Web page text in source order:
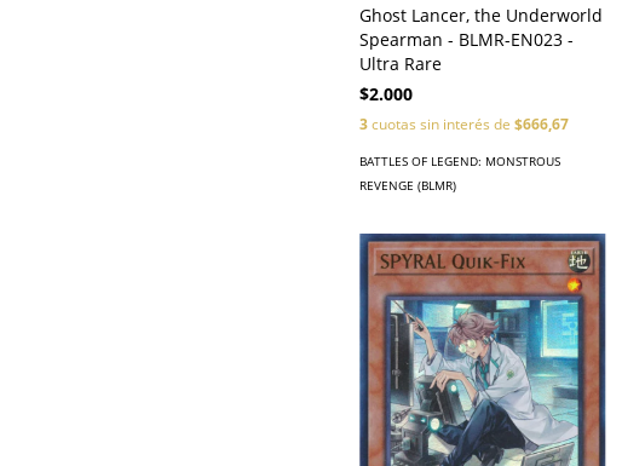
Ghost Lancer, the Underworld
Spearman - BLMR-EN023 -
Ultra Rare
$2.000
3cuotas sin interés de $666,67
BATTLES OF LEGEND: MONSTROUS
REVENGE (BLMR)